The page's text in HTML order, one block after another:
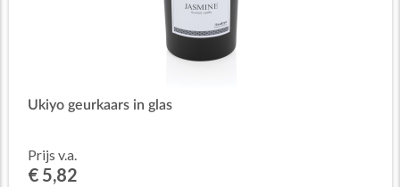
Ukiyo geurkaars in glas
Prijs v.a.
€ 5,82